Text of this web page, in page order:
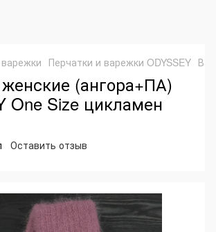
Перчатки и варежки ODYSSEY
(ангора+ПА)
One Size цикламен
Оставить отзыв